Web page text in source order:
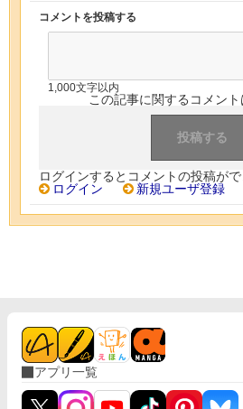
コメントを投稿する
1,000文字以内
この記事に関するコメン
ログインするとコメントの投稿がで
ログイン
新規ユーザ登録
アプリ一覧